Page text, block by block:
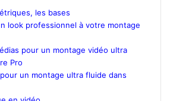
les bases
look professionnel à votre montage
pour un montage vidéo ultra
Pro
un montage ultra fluide dans